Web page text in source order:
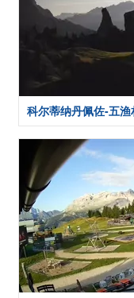
科尔蒂纳丹佩佐-五渔